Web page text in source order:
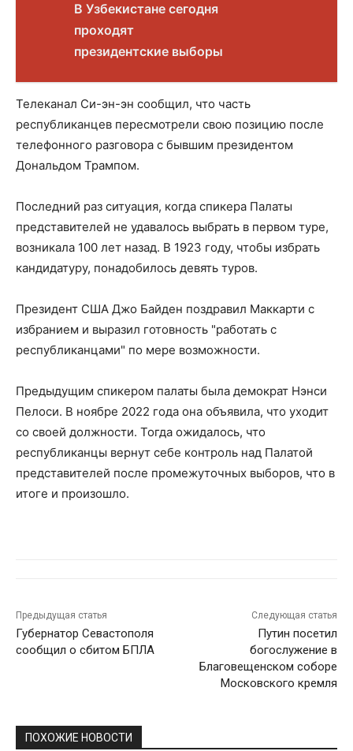
В Узбекистане сегодня
проходят
президентские выборы
Телеканал Си-эн-эн сообщил, что часть
республиканцев пересмотрели свою позицию после
телефонного разговора с бывшим президентом
Дональдом Трампом.
Последний раз ситуация, когда спикера Палаты
представителей не удавалось выбрать в первом туре,
возникала 100 лет назад. В 1923 году, чтобы избрать
кандидатуру, понадобилось девять туров.
Президент США Джо Байден поздравил Маккарти с
избранием и выразил готовность "работать с
республиканцами" по мере возможности.
Предыдущим спикером палаты была демократ Нэнси
Пелоси. В ноябре 2022 года она объявила, что уходит
со своей должности. Тогда ожидалось, что
республиканцы вернут себе контроль над Палатой
представителей после промежуточных выборов, что в
итоге и произошло.
Предыдущая статья
Губернатор Севастополя
сообщил о сбитом БПЛА
Следующая статья
Путин посетил
богослужение в
Благовещенском соборе
Московского кремля
ПОХОЖИЕ НОВОСТИ